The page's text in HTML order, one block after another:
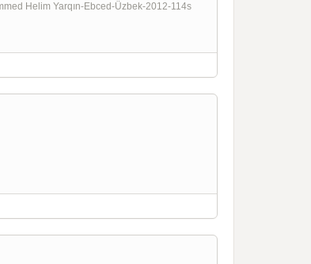
Helim Yarqın-Ebced-Üzbek-2012-114s